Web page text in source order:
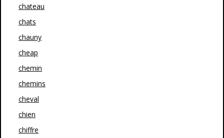
chateau
chats
chauny
cheap
chemin
chemins
cheval
chien
chiffre